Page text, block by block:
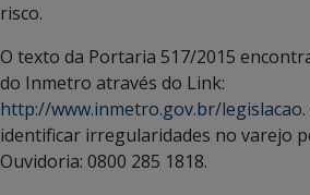
risco.
O texto da Portaria 517/2015
do Inmetro através do Link:
http://www.inmetro.gov.br/legislacao
identificar irregularidades no varejo
Ouvidoria: 0800 285 1818.